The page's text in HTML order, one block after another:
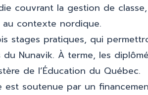
couvrant la gestion de
contexte nordique.
stages pratiques, qui
Nunavik. À terme, les
de l’Éducation du Québec.
soutenue par un